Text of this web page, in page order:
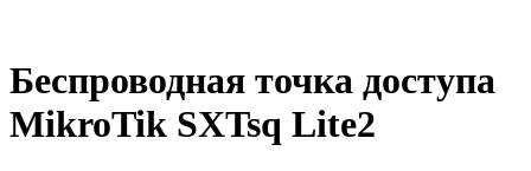
Беспроводная точка доступа
MikroTik SXTsq Lite2